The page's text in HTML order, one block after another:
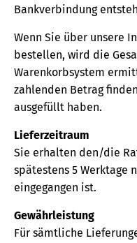
Bankverbindung
Wenn Sie über unsere
bestellen, wird die
Warenkorbsystem
zahlenden Betrag
ausgefüllt haben.
Lieferzeitraum
Sie erhalten den/die
spätestens 5 Werktage
eingegangen ist.
Gewährleistung
Für sämtliche